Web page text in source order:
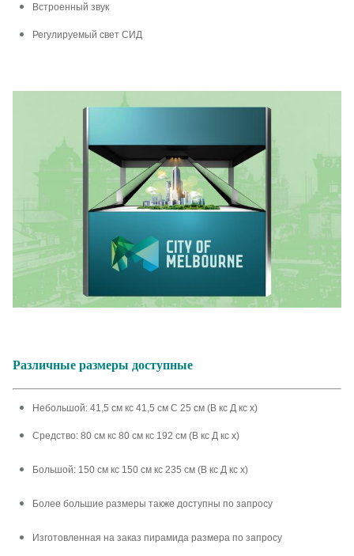
Встроенный звук
Регулируемый свет СИД
Различные размеры доступные
Небольшой: 41,5 см кс 41,5 см С 25 см (В кс Д кс х)
Средство: 80 см кс 80 см кс 192 см (В кс Д кс х)
Большой: 150 см кс 150 см кс 235 см (В кс Д кс х)
Более большие размеры также доступны по запросу
Изготовленная на заказ пирамида размера по запросу